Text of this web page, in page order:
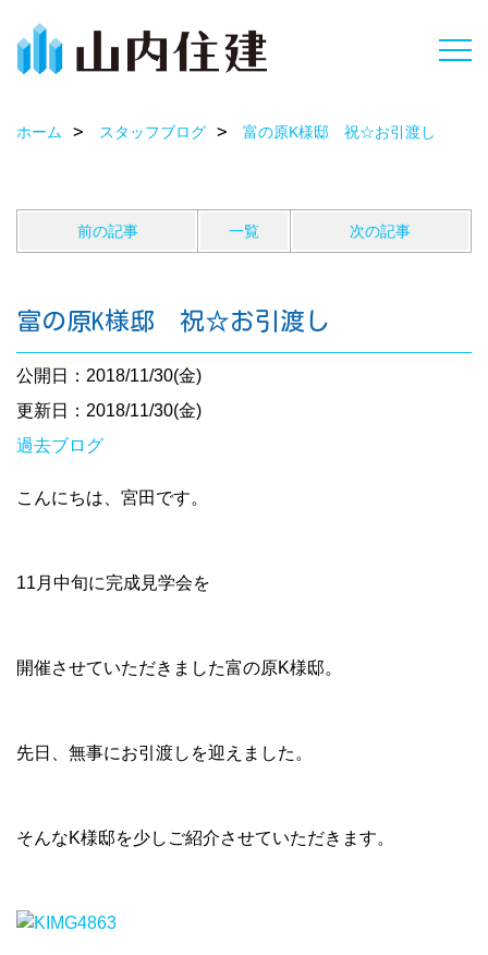
ホーム スタッフブログ 富の原K様邸 祝☆お引渡し
前の記事 一覧 次の記事
富の原K様邸 祝☆お引渡し
公開日：2018/11/30(金)
更新日：2018/11/30(金)
過去ブログ
こんにちは、宮田です。
11月中旬に完成見学会を
開催させていただきました富の原K様邸。
先日、無事にお引渡しを迎えました。
そんなK様邸を少しご紹介させていただきます。